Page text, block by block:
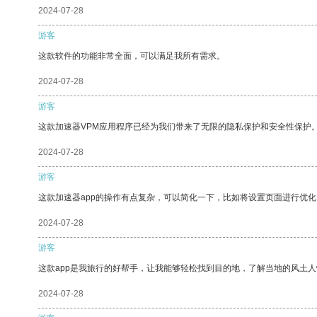
2024-07-28
游客
这款软件的功能非常全面，可以满足我所有需求。
2024-07-28
游客
这款加速器VPM应用程序已经为我们带来了无限的隐私保护和安全性保护。
2024-07-28
游客
这款加速器app的操作有点复杂，可以简化一下，比如将设置页面进行优化
2024-07-28
游客
这款app是我旅行的好帮手，让我能够轻松找到目的地，了解当地的风土人
2024-07-28